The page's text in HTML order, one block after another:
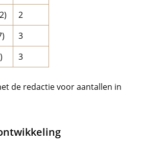
2
3
3
de redactie voor aantallen in